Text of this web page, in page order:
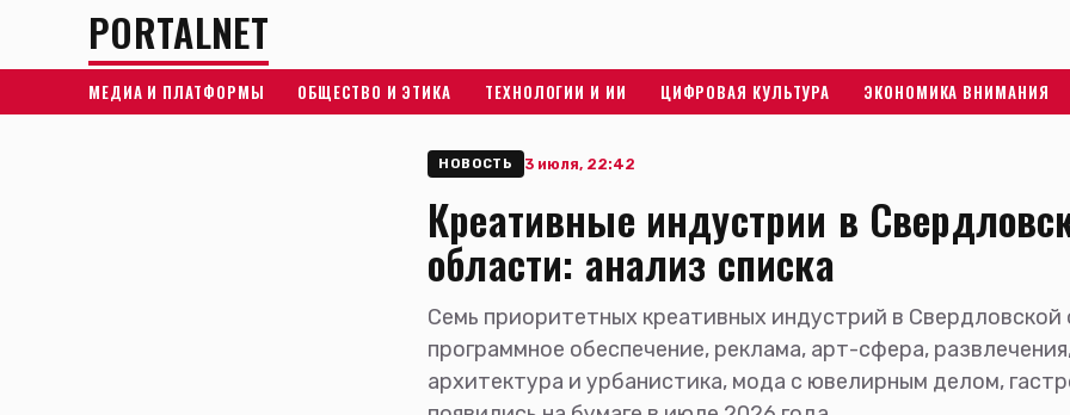
PORTALNET
МЕДИА И ПЛАТФОРМЫ ОБЩЕСТВО И ЭТИКА ТЕХНОЛОГИИ И ИИ ЦИФРОВАЯ КУЛЬТУРА ЭКОНОМИКА ВНИМАНИЯ
НОВОСТЬ 3 июля, 22:42
Креативные индустрии в
области: анализ списка
Семь приоритетных креативных индустрий в
программное обеспечение, реклама, арт-сфера,
архитектура и урбанистика, мода с ювелирным делом,